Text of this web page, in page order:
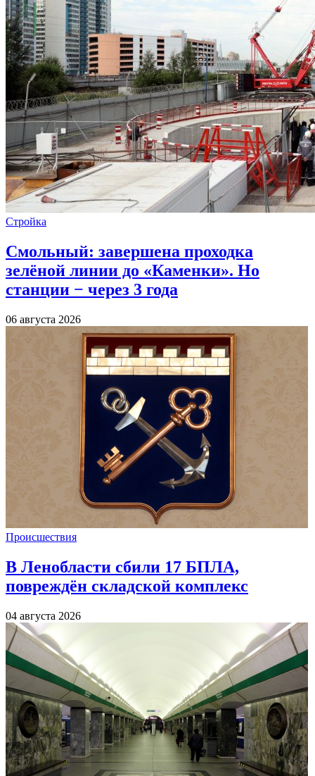
Стройка
Смольный: завершена проходка
зелёной линии до «Каменки». Но
станции − через 3 года
06 августа 2026
Происшествия
В Ленобласти сбили 17 БПЛА,
повреждён складской комплекс
04 августа 2026